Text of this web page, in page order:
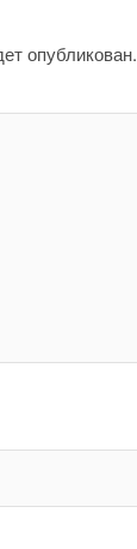
опубликован.